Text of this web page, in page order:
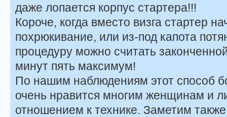
даже лопается корпус стартера!!!
Короче, когда вместо визга стартер
похрюкивание, или из-под капота
процедуру можно считать
минут пять максимум!
По нашим наблюдениям этот способ
очень нравится многим женщинам и
отношением к технике. Заметим